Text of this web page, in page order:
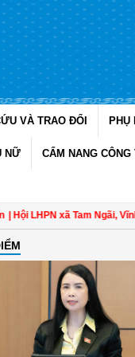
VÀ TRAO ĐỔI PHỤ
NỮ CẨM NANG CÔNG
LHPN xã Tam Ngãi, Vĩnh